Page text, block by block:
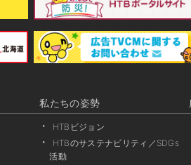
私たちの姿勢
HTBビジョン
HTBのサステナビリティ／SDGs
活動